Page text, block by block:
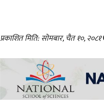
प्रकाशित मिति: सोमबार, चैत १०, २०८१